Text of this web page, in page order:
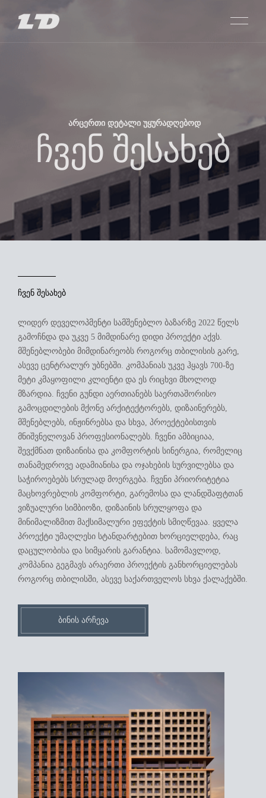
ᲞᲠᲝᲔᲥᲢᲔᲑᲘ
SARAJISHVILI
SACHKHERE
PASSAGE GLDANI
LISI CITY VIEW
CORNER GLDANI
VERDA MUKHIANI
ᲩᲕᲔᲜ ᲨᲔᲡᲐᲮᲔᲑ
ᲙᲝᲜᲢᲐᲥᲢᲘ
EN
ᲐᲠᲪᲔᲠᲗᲘ ᲓᲔᲢᲐᲚᲘ ᲣᲧᲣᲠᲐᲓᲦᲔᲑᲝᲓ
ჩვენ შესახებ
ჩვენ შესახებ
ლიდერ დეველოპმენტი სამშენებლო ბაზარზე 2022 წელს
გამოჩნდა და უკვე 5 მიმდინარე დიდი პროექტი აქვს.
მშენებლობები მიმდინარეობს როგორც თბილისის გარე,
ასევე ცენტრალურ უბნებში. კომპანიას უკვე ჰყავს 700-ზე
მეტი კმაყოფილი კლიენტი და ეს რიცხვი მხოლოდ
მზარდია. ჩვენი გუნდი აერთიანებს საერთაშორისო
გამოცდილების მქონე არქიტექტორებს, დიზაინერებს,
მშენებლებს, ინჟინრებსა და სხვა, პროექტებისთვის
მნიშვნელოვან პროფესიონალებს. ჩვენი ამბიციაა,
შევქმნათ დიზაინისა და კომფორტის სინერგია, რომელიც
თანამედროვე ადამიანისა და ოჯახების სურვილებსა და
საჭიროებებს სრულად მოერგება. ჩვენი პრიორიტეტია
მაცხოვრებლის კომფორტი, გარემოსა და ლანდშაფტთან
ვიზუალური სიმბიოზი, დიზაინის სრულყოფა და
მინიმალიზმით მაქსიმალური ეფექტის სმიღწევაა. ყველა
პროექტი უმაღლესი სტანდარტებით ხორციელდება, რაც
დაცულობისა და სიმყარის გარანტია. სამომავლოდ,
კომპანია გეგმავს არაერთი პროექტის განხორციელებას
როგორც თბილისში, ასევე საქართველოს სხვა ქალაქებში.
ᲑᲘᲜᲘᲡ ᲐᲠᲩᲔᲕᲐ